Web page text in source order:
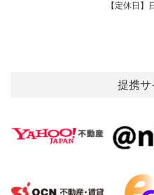
【定休日】
提携サ